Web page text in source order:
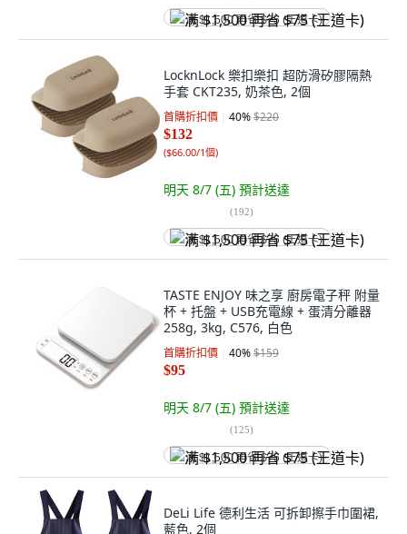
满 $1,500 再省 $75 (王道卡)
LocknLock 樂扣樂扣 超防滑矽膠隔熱
手套 CKT235, 奶茶色, 2個
首購折扣價 40%$220
$132
($66.00/1個)
明天 8/7 (五) 預計送達
(192)
满 $1,500 再省 $75 (王道卡)
TASTE ENJOY 味之享 廚房電子秤 附量
杯 + 托盤 + USB充電線 + 蛋清分離器
258g, 3kg, C576, 白色
首購折扣價 40%$159
$95
明天 8/7 (五) 預計送達
(125)
满 $1,500 再省 $75 (王道卡)
DeLi Life 德利生活 可拆卸擦手巾圍裙,
藍色, 2個